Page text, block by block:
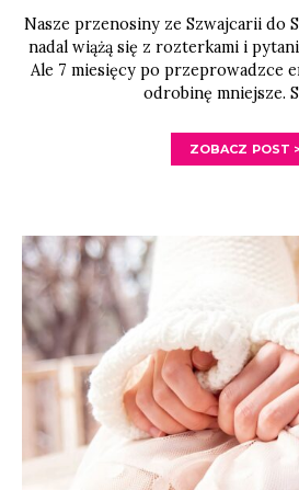
Nasze przenosiny ze Szwajcarii do
nadal wiążą się z rozterkami i
Ale 7 miesięcy po przeprowadzce
odrobinę mniejsze.
ZOBACZ POST >